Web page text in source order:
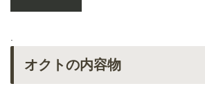
.
オクトの内容物